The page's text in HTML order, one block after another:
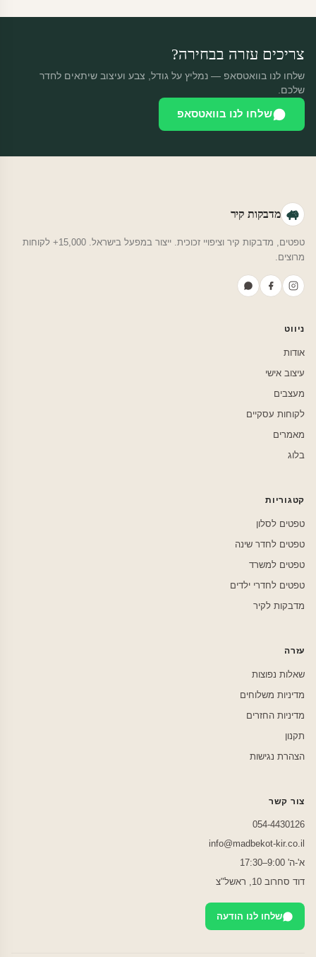
צריכים עזרה בבחירה?
שלחו לנו בוואטסאפ — נמליץ על גודל, צבע ועיצוב שיתאים לחדר
שלכם.
שלחו לנו בוואטסאפ
מדבקות קיר
טפטים, מדבקות קיר וציפויי זכוכית. ייצור במפעל בישראל. 15,000+ לקוחות
מרוצים.
ניווט
אודות
עיצוב אישי
מעצבים
לקוחות עסקיים
מאמרים
בלוג
קטגוריות
טפטים לסלון
טפטים לחדר שינה
טפטים למשרד
טפטים לחדרי ילדים
מדבקות לקיר
עזרה
שאלות נפוצות
מדיניות משלוחים
מדיניות החזרים
תקנון
הצהרת נגישות
צור קשר
054-4430126
info@madbekot-kir.co.il
א'-ה' 9:00–17:30
דוד סחרוב 10, ראשל"צ
שלחו לנו הודעה